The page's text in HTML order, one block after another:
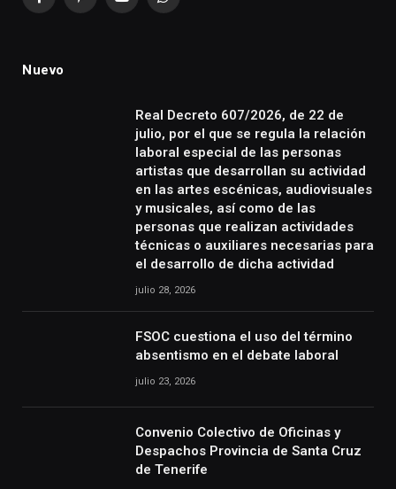
FacebookPinterestYouTubeWhatsApp
Nuevo
Real Decreto 607/2026, de 22 de
julio, por el que se regula la relación
laboral especial de las personas
artistas que desarrollan su actividad
en las artes escénicas, audiovisuales
y musicales, así como de las
personas que realizan actividades
técnicas o auxiliares necesarias para
el desarrollo de dicha actividad
julio 28, 2026
FSOC cuestiona el uso del término
absentismo en el debate laboral
julio 23, 2026
Convenio Colectivo de Oficinas y
Despachos Provincia de Santa Cruz
de Tenerife